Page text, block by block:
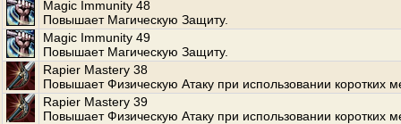
Magic Immunity 48
Повышает Магическую Защиту.
Magic Immunity 49
Повышает Магическую Защиту.
Rapier Mastery 38
Повышает Физическую Атаку при использовании коротких
Rapier Mastery 39
Повышает Физическую Атаку при использовании коротких